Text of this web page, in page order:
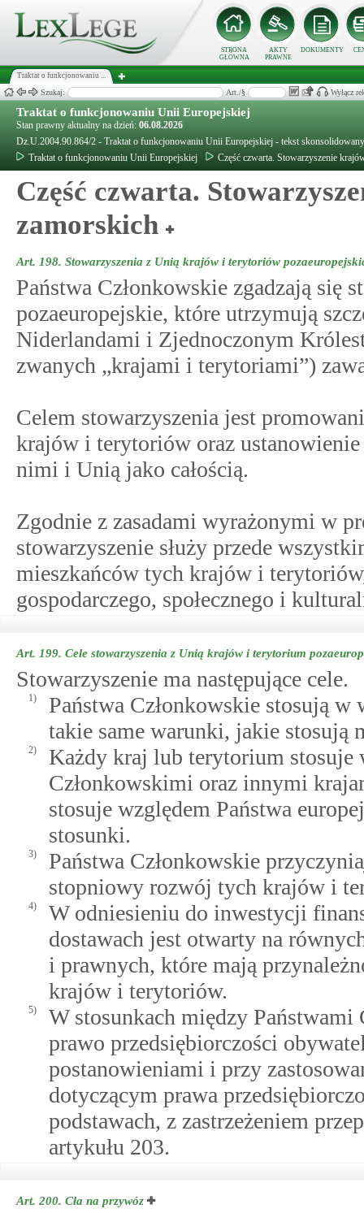
STRONA
GŁÓWNA
AKTY
PRAWNE
DOKUMENTY
Traktat o funkcjonowaniu ...
Szukaj: Art./§ Wyłącz
Traktat o funkcjonowaniu Unii Europejskiej
Stan prawny aktualny na dzień: 06.08.2026
Dz.U.2004.90.864/2 - Traktat o funkcjonowaniu Unii Europejskiej - tekst
Traktat o funkcjonowaniu Unii Europejskiej
Część czwarta. Stowarzyszenie
Część czwarta.
zamorskich
Art. 198. Stowarzyszenia z Unią krajów i terytoriów
Państwa Członkowskie zgadzają się
pozaeuropejskie, które utrzymują
Niderlandami i Zjednoczonym
zwanych „krajami i terytoriami”)
Celem stowarzyszenia jest
krajów i terytoriów oraz
nimi i Unią jako całością.
Zgodnie z zasadami wyrażonymi w
stowarzyszenie służy przede
mieszkańców tych krajów i
gospodarczego, społecznego i
Art. 199. Cele stowarzyszenia z Unią krajów i terytorium
Stowarzyszenie ma następujące cele.
1)
Państwa Członkowskie stosują
takie same warunki, jakie stosują
2)
Każdy kraj lub terytorium stosuje
Członkowskimi oraz innymi
stosuje względem Państwa
stosunki.
3)
Państwa Członkowskie
stopniowy rozwój tych krajów i
4)
W odniesieniu do inwestycji
dostawach jest otwarty na
i prawnych, które mają
krajów i terytoriów.
5)
W stosunkach między
prawo przedsiębiorczości
postanowieniami i przy
dotyczącym prawa
podstawach, z zastrzeżeniem
artykułu 203.
Art. 200. Cła na przywóz